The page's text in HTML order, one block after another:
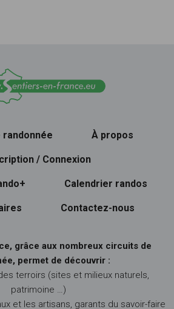
À propos
/ Connexion
Calendrier randos
Contactez-nous
grâce aux nombreux circuits de
permet de découvrir :
terroirs (sites et milieux naturels,
patrimoine …)
et les artisans, garants du savoir-faire